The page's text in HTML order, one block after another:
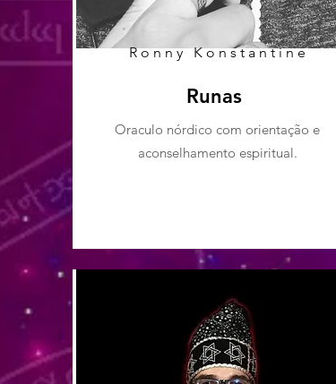
Ronny Konstantine
Runas
Oraculo nórdico com orientação e
aconselhamento espiritual.